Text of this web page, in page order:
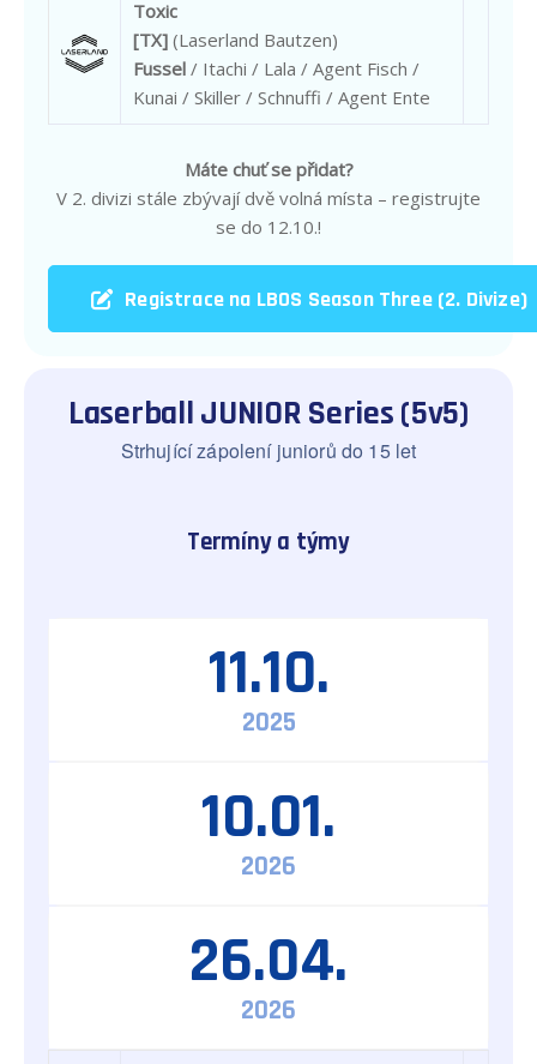
Toxic
[TX] (Laserland Bautzen)
Fussel / Itachi / Lala / Agent Fisch /
Kunai / Skiller / Schnuffi / Agent Ente
Máte chuť se přidat?
V 2. divizi stále zbývají dvě volná místa – registrujte
se do 12.10.!
Registrace na LBOS Season Three (2. Divize)
Laserball JUNIOR Series (5v5)
Strhující zápolení juniorů do 15 let
Termíny a týmy
11.10.
2025
10.01.
2026
26.04.
2026